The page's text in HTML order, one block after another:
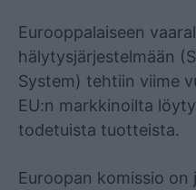
Eurooppalaiseen
hälytysjärjestelmään
System) tehtiin viime
EU:n markkinoilta
todetuista tuotteista.
Euroopan komissio